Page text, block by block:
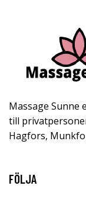
Massage Sunne
till
Hagfors,
FÖLJA